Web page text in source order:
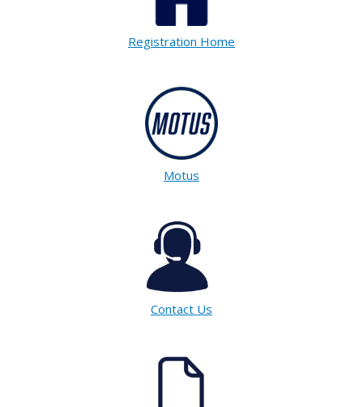
Registration Home
Motus
Contact Us